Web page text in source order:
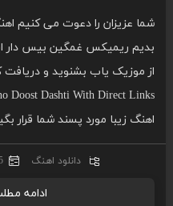
شما عزیزان را دعوت می کنیم
بدیم ریمیکس غمگین بیس دار
اهنگ زیبا مورد پسند شما قرار
دانلود اهنگ 25
ادامه